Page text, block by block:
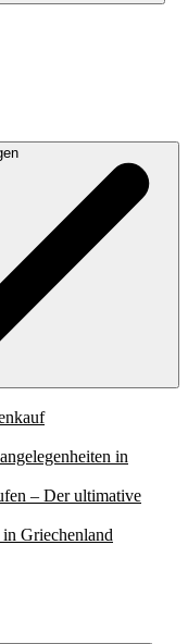
in
– Der ultimative
Griechenland